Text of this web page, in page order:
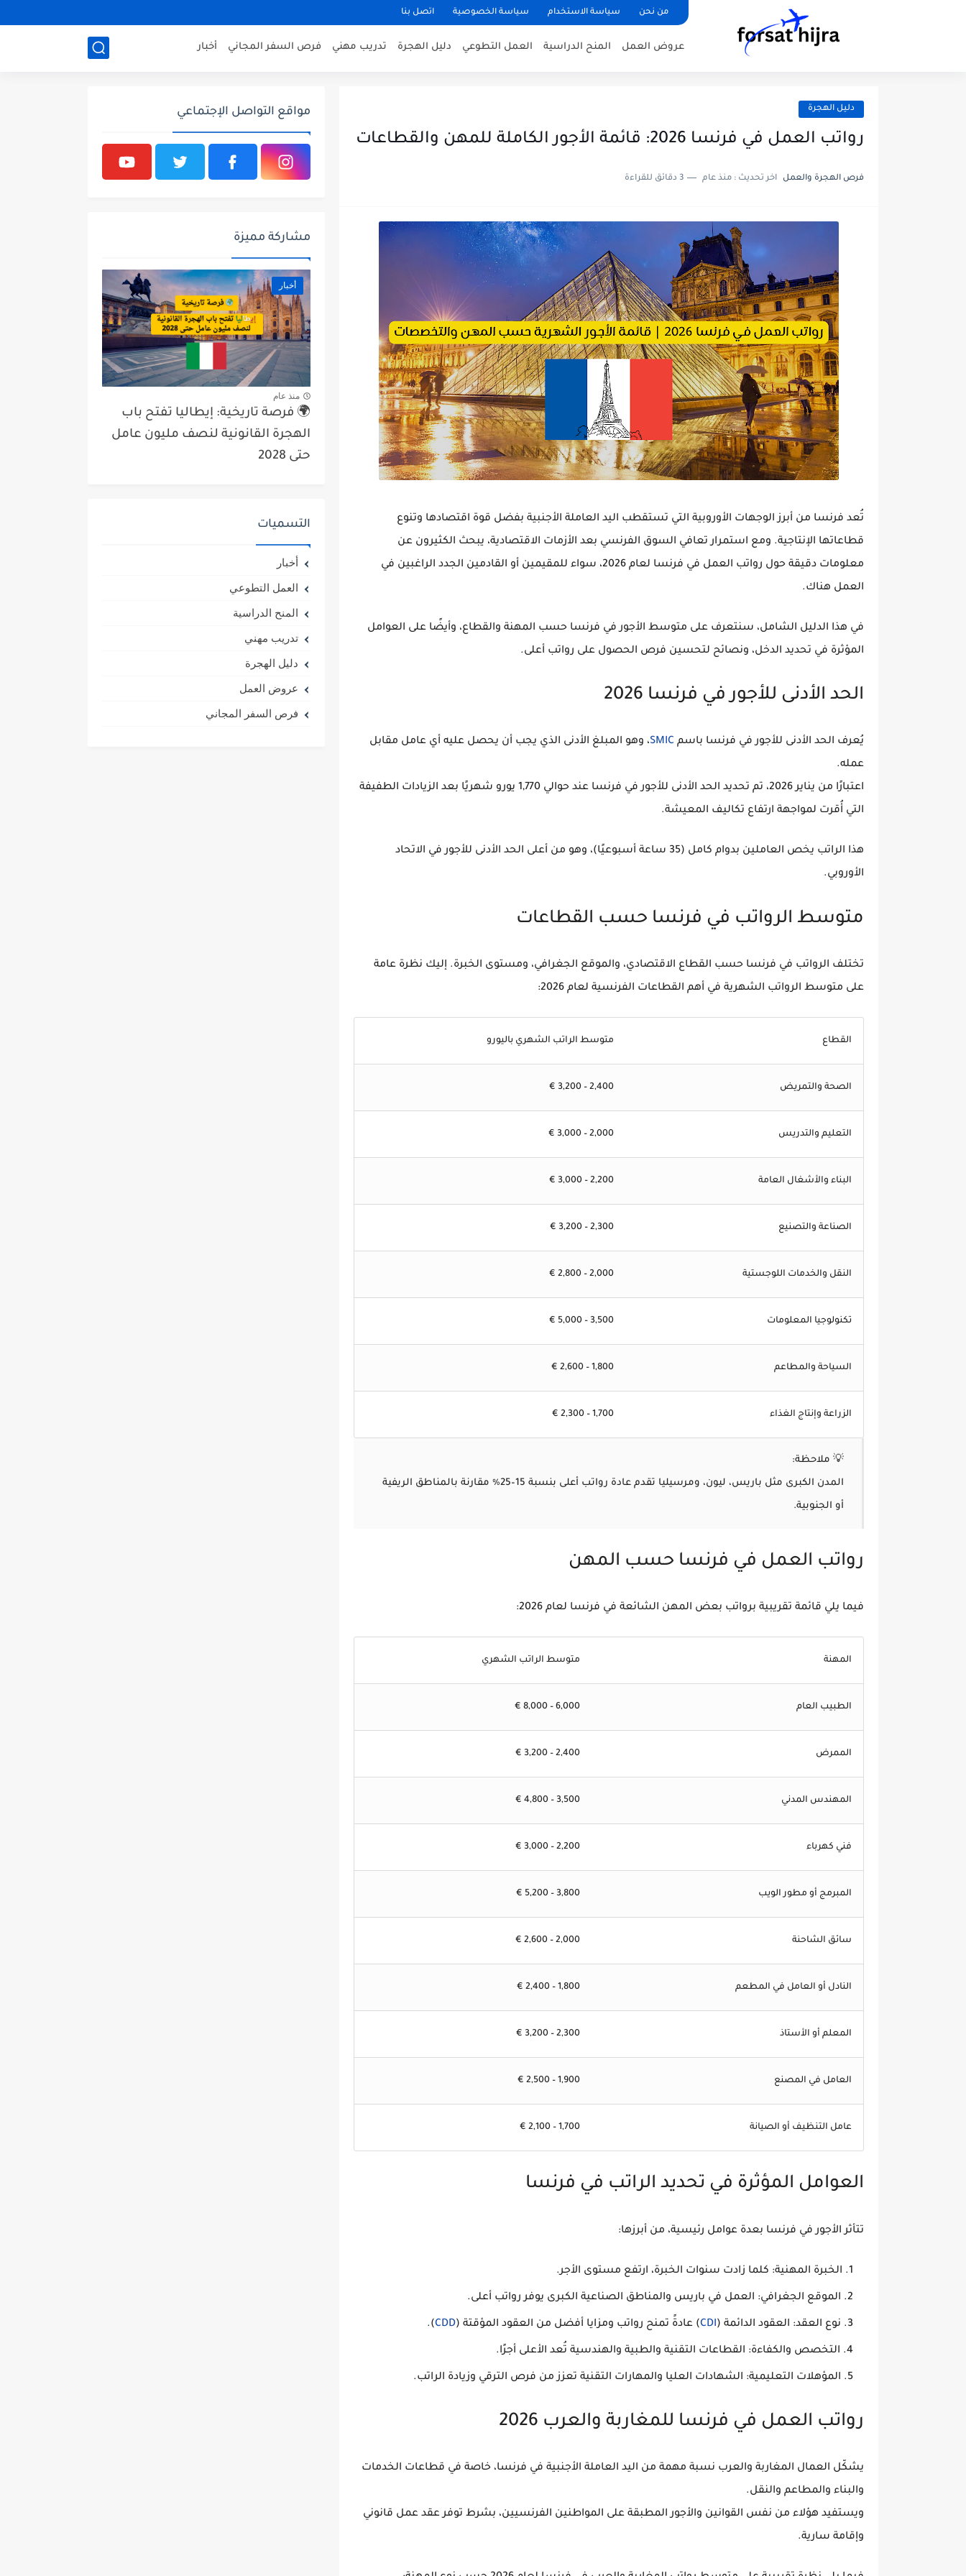
من نحن سياسة الاستخدام سياسة الخصوصية اتصل بنا
عروض العمل المنح الدراسية العمل التطوعي دليل الهجرة تدريب مهني فرص السفر المجاني أخبار
دليل الهجرة
رواتب العمل في فرنسا 2026: قائمة الأجور الكاملة للمهن والقطاعات
فرص الهجرة والعمل اخر تحديث : منذ عام 3 دقائق للقراءة
تُعد فرنسا من أبرز الوجهات الأوروبية التي تستقطب اليد العاملة الأجنبية بفضل قوة اقتصادها وتنوع
قطاعاتها الإنتاجية. ومع استمرار تعافي السوق الفرنسي بعد الأزمات الاقتصادية، يبحث الكثيرون عن
معلومات دقيقة حول رواتب العمل في فرنسا لعام 2026
، سواء للمقيمين أو القادمين الجدد الراغبين في
العمل هناك.
في هذا الدليل الشامل، سنتعرف على متوسط الأجور في فرنسا حسب المهنة والقطاع، وأيضًا على العوامل
المؤثرة في تحديد الدخل، ونصائح لتحسين فرص الحصول على رواتب أعلى.
الحد الأدنى للأجور في فرنسا 2026
يُعرف الحد الأدنى للأجور في فرنسا باسم SMIC، وهو المبلغ الأدنى الذي يجب أن يحصل عليه أي عامل مقابل
عمله.
اعتبارًا من يناير 2026 ، تم تحديد الحد الأدنى للأجور في فرنسا عند حوالي 1,770 يورو شهريًا
بعد الزيادات الطفيفة
التي أُقرت لمواجهة ارتفاع تكاليف المعيشة.
هذا الراتب يخص العاملين بدوام كامل (35 ساعة أسبوعيًا)، وهو من أعلى الحد الأدنى للأجور في الاتحاد
الأوروبي.
متوسط الرواتب في فرنسا حسب القطاعات
تختلف الرواتب في فرنسا حسب القطاع الاقتصادي، والموقع الجغرافي، ومستوى الخبرة. إليك نظرة عامة
على متوسط الرواتب الشهرية في أهم القطاعات الفرنسية لعام 2026 :
القطاع متوسط الراتب الشهري باليورو
الصحة والتمريض 2,400 – 3,200 €
التعليم والتدريس 2,000 – 3,000 €
البناء والأشغال العامة 2,200 – 3,000 €
الصناعة والتصنيع 2,300 – 3,200 €
النقل والخدمات اللوجستية 2,000 – 2,800 €
تكنولوجيا المعلومات 3,500 – 5,000 €
السياحة والمطاعم 1,800 – 2,600 €
الزراعة وإنتاج الغذاء 1,700 – 2,300 €
💡 ملاحظة:
المدن الكبرى مثل باريس، ليون، ومرسيليا تقدم عادة رواتب أعلى بنسبة 15–25٪ مقارنة بالمناطق الريفية
أو الجنوبية.
رواتب العمل في فرنسا حسب المهن
فيما يلي قائمة تقريبية برواتب بعض المهن الشائعة في فرنسا لعام 2026 :
المهنة متوسط الراتب الشهري
الطبيب العام 6,000 – 8,000 €
الممرض 2,400 – 3,200 €
المهندس المدني 3,500 – 4,800 €
فني كهرباء 2,200 – 3,000 €
المبرمج أو مطور الويب 3,800 – 5,200 €
سائق الشاحنة 2,000 – 2,600 €
النادل أو العامل في المطعم 1,800 – 2,400 €
المعلم أو الأستاذ 2,300 – 3,200 €
العامل في المصنع 1,900 – 2,500 €
عامل التنظيف أو الصيانة 1,700 – 2,100 €
العوامل المؤثرة في تحديد الراتب في فرنسا
تتأثر الأجور في فرنسا بعدة عوامل رئيسية، من أبرزها:
الخبرة المهنية: كلما زادت سنوات الخبرة، ارتفع مستوى الأجر.
الموقع الجغرافي: العمل في باريس والمناطق الصناعية الكبرى يوفر رواتب أعلى.
نوع العقد: العقود الدائمة (CDI) عادةً تمنح رواتب ومزايا أفضل من العقود المؤقتة (CDD
).
التخصص والكفاءة: القطاعات التقنية والطبية والهندسية تُعد الأعلى أجرًا.
المؤهلات التعليمية: الشهادات العليا والمهارات التقنية تعزز من فرص الترقي وزيادة الراتب.
رواتب العمل في فرنسا للمغاربة والعرب 2026
يشكّل العمال المغاربة والعرب نسبة مهمة من اليد العاملة الأجنبية في فرنسا، خاصة في قطاعات الخدمات
والبناء والمطاعم والنقل.
ويستفيد هؤلاء من نفس القوانين والأجور المطبقة على المواطنين الفرنسيين، بشرط توفرعقد عمل قانوني
وإقامة سارية.
مواقع التواصل الإجتماعي
مشاركة مميزة
أخبار
منذ عام
🌍 فرصة تاريخية: إيطاليا تفتح باب
الهجرة القانونية لنصف مليون عامل
حتى 2028
التسميات
أخبار
العمل التطوعي
المنح الدراسية
تدريب مهني
دليل الهجرة
عروض العمل
فرص السفر المجاني